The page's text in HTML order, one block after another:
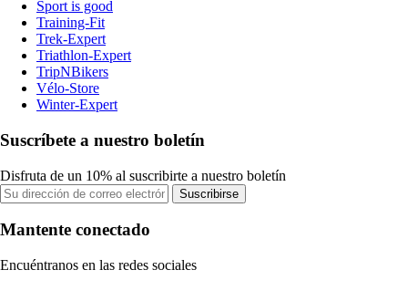
Sport is good
Training-Fit
Trek-Expert
Triathlon-Expert
TripNBikers
Vélo-Store
Winter-Expert
Suscríbete a nuestro boletín
Disfruta de un 10% al suscribirte a nuestro boletín
Suscribirse
Mantente conectado
Encuéntranos en las redes sociales